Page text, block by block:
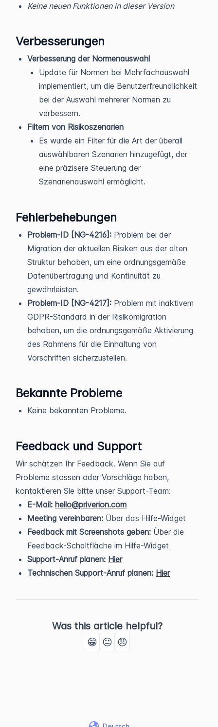
Keine neuen Funktionen in dieser Version
Verbesserungen
Verbesserung der Normenauswahl
Update für Normen bei Mehrfachauswahl
implementiert, um die Benutzerfreundlichkeit
bei der Auswahl mehrerer Normen zu
verbessern.
Filtern von Risikoszenarien
Es wurde ein Filter für die Art der überall
auswählbaren Szenarien hinzugefügt, der
eine präzisere Steuerung der
Szenarienauswahl ermöglicht.
Fehlerbehebungen
Problem-ID [NG-4216]: Problem bei der
Migration der aktuellen Risiken aus der alten
Struktur behoben, um eine ordnungsgemäße
Datenübertragung und Kontinuität zu
gewährleisten.
Problem-ID [NG-4217]: Problem mit inaktivem
GDPR-Standard in der Risikomigration
behoben, um die ordnungsgemäße Aktivierung
des Rahmens für die Einhaltung von
Vorschriften sicherzustellen.
Bekannte Probleme
Keine bekannten Probleme.
Feedback und Support
Wir schätzen Ihr Feedback. Wenn Sie auf
Probleme stossen oder Vorschläge haben,
kontaktieren Sie bitte unser Support-Team:
E-Mail: hello@priverion.com
Meeting vereinbaren: Über das Hilfe-Widget
Feedback mit Screenshots geben: Über die
Feedback-Schaltfläche im Hilfe-Widget
Support-Anruf planen: Hier
Technischen Support-Anruf planen: Hier
Was this article helpful?
😁 😐 😠